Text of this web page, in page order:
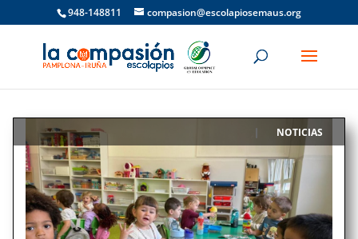
948-148811 compasion@escolapiosemaus.org
NOTICIAS